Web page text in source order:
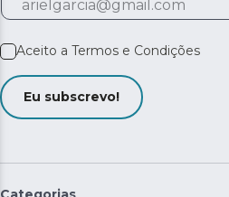
Aceito a Termos e Condições
Eu subscrevo!